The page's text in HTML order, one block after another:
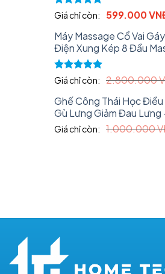
Rated5.00
Giá chỉ còn: 599.000
Máy Massage Cổ Vai
Điện Xung Kép 8 Đầu
Rated5.00
Giá chỉ còn: 2.800.000
Ghế Công Thái Học
Gù Lưng Giảm Đau
Giá chỉ còn: 1.000.000